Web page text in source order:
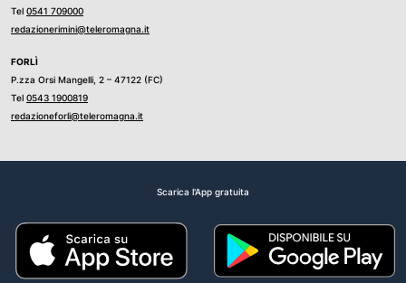
Tel 0541 709000
redazionerimini@teleromagna.it
FORLÌ
P.zza Orsi Mangelli, 2 – 47122 (FC)
Tel 0543 1900819
redazioneforli@teleromagna.it
Scarica l'App gratuita